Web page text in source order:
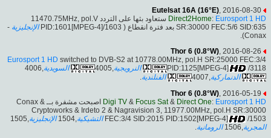
Eutelsat 16A (16°E), 2016-08-30
Direct2Home: Eurosport 1 HD
ستعاود بثها على التردد 11470.75MHz, pol.V
SR:30000 FEC:5/6 SID:635 بعد فترة انقطاع ( PID:1601[MPEG-4]/1603
الإنجليزية -
Conax).
Thor 6 (0.8°W), 2016-08-26
Eurosport 1 HD switched to DVB-S2 at 10778.00MHz, pol.H SR:25000 FEC:3/4
PID:1125[MPEG-4]
/3118 النرويجية,4005 السويدية,4006
الدنماركية,4007 الفنلندية.
Thor 6 (0.8°W) , 2016-05-19
Digi TV & Focus Sat& Direct One: Eurosport 1 HD
اصبحت مشفرة بــ Conax &
Cryptoworks & Irdeto 2 & Nagravision 3, 11977.00MHz, pol.H SR:30000
FEC:3/4 SID:2015 PID:1502[MPEG-4]
/1503 التشيكية الإنجليزية
المجرية,1506 الرومانية.